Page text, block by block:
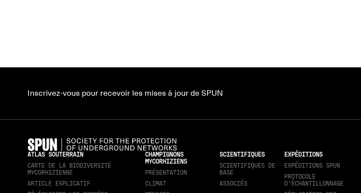
Inscrivez-vous pour recevoir les mises à jour de SPUN
ATLAS SOUTERRAIN
CARTE DE LA BIODIVERSITÉ
MYCORHIZIENNE
ARTICLE EXPLICATIF
CHAMPIGNONS
MYCORHIZIENS
PRÉSENTATION
CLIMAT
SCIENTIFIQUES
SCIENTIFIQUES DE
BASE
ASSOCIÉS
EXPÉDITIONS
EXPÉDITIONS SPUN
PROTOCOLE
D'ÉCHANTILLONNAGE